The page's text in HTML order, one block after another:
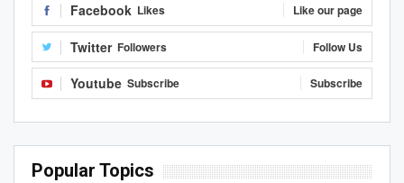
Facebook Likes Like our page
Twitter Followers Follow Us
Youtube Subscribe Subscribe
Popular Topics